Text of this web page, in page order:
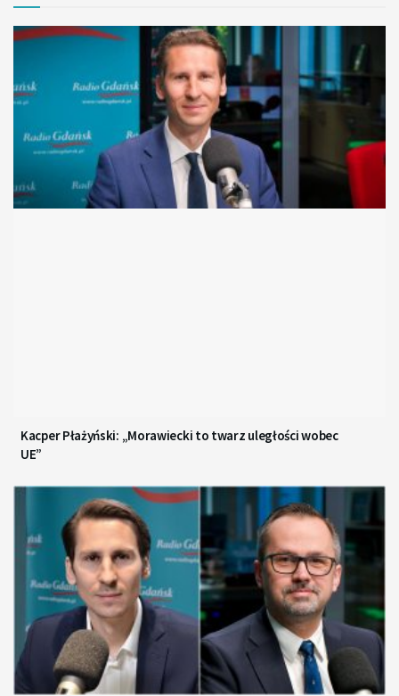
Kacper Płażyński: „Morawiecki to twarz uległości wobec
UE”